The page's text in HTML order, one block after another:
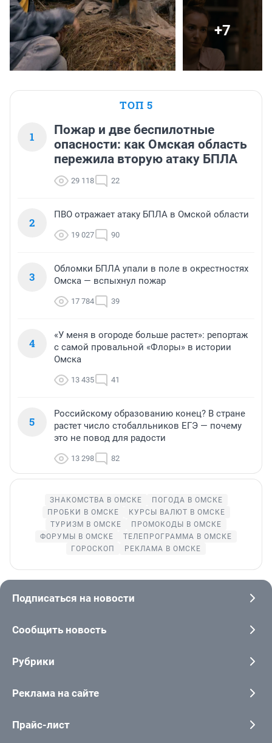
+7
ТОП 5
1
Пожар и две беспилотные
опасности: как Омская область
пережила вторую атаку БПЛА
29 118 22
2
ПВО отражает атаку БПЛА в Омской области
19 027 90
3
Обломки БПЛА упали в поле в окрестностях
Омска — вспыхнул пожар
17 784 39
4
«У меня в огороде больше растет»: репортаж
с самой провальной «Флоры» в истории
Омска
13 435 41
5
Российскому образованию конец? В стране
растет число стобалльников ЕГЭ — почему
это не повод для радости
13 298 82
ЗНАКОМСТВА В ОМСКЕ
ПОГОДА В ОМСКЕ
ПРОБКИ В ОМСКЕ
КУРСЫ ВАЛЮТ В ОМСКЕ
ТУРИЗМ В ОМСКЕ
ПРОМОКОДЫ В ОМСКЕ
ФОРУМЫ В ОМСКЕ
ТЕЛЕПРОГРАММА В ОМСКЕ
ГОРОСКОП
РЕКЛАМА В ОМСКЕ
Подписаться на новости
Сообщить новость
Рубрики
Реклама на сайте
Прайс-лист